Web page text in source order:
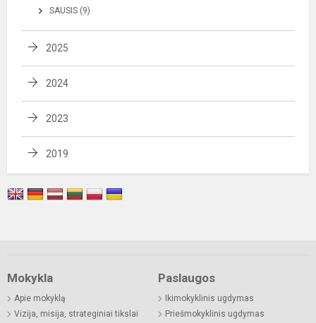
SAUSIS (9)
2025
2024
2023
2019
Mokykla
Apie mokyklą
Vizija, misija, strateginiai tikslai
Paslaugos
Ikimokyklinis ugdymas
Priešmokyklinis ugdymas